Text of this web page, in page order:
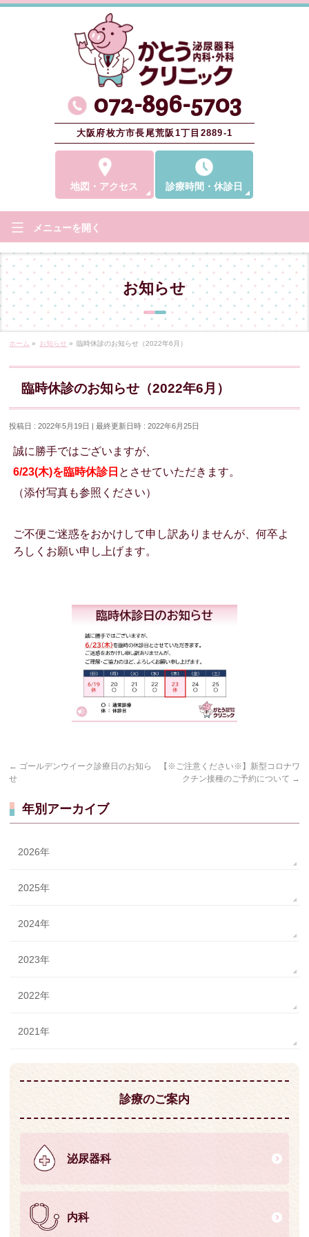
072-896-5703
大阪府枚方市長尾荒阪1丁目2889-1
地図 ・ アクセス 診療時間 ・休診日
メニューを開く
お知らせ
ホーム » お知らせ » 臨時休診のお知らせ（2022年6月）
臨時休診のお知らせ（2022年6月）
投稿日 : 2022年5月19日 最終更新日時 : 2022年6月25日
誠に勝手ではございますが、
6/23(木)を臨時休診日 とさせていただきます。
（添付写真も参照ください）
ご不便ご迷惑をおかけして申し訳ありませんが、何卒よ
ろしくお願い申し上げます。
← ゴールデンウイーク診療日のお知ら
せ
【※ご注意ください※】新型コロナワ
クチン接種のご予約について →
年別アーカイブ
2026年
2025年
2024年
2023年
2022年
2021年
診療のご案内
泌尿器科
内科